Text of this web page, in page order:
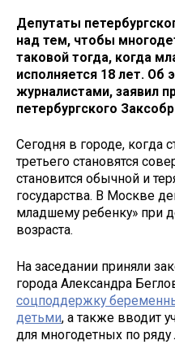
Депутаты
над тем, чтобы
таковой тогда, когда
исполняется 18 лет. Об
журналистами, заявил
петербургского
Сегодня в городе, когда
третьего становятся
становится обычной и
государства. В Москве
младшему ребенку» при
возраста.
На заседании приняли
города Александра
соцподдержку
детьми, а также вводит
для многодетных по ряду